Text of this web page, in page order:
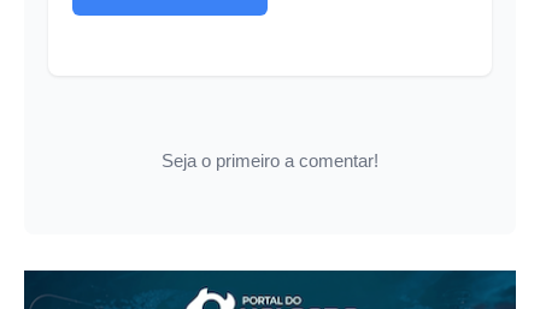
Seja o primeiro a comentar!